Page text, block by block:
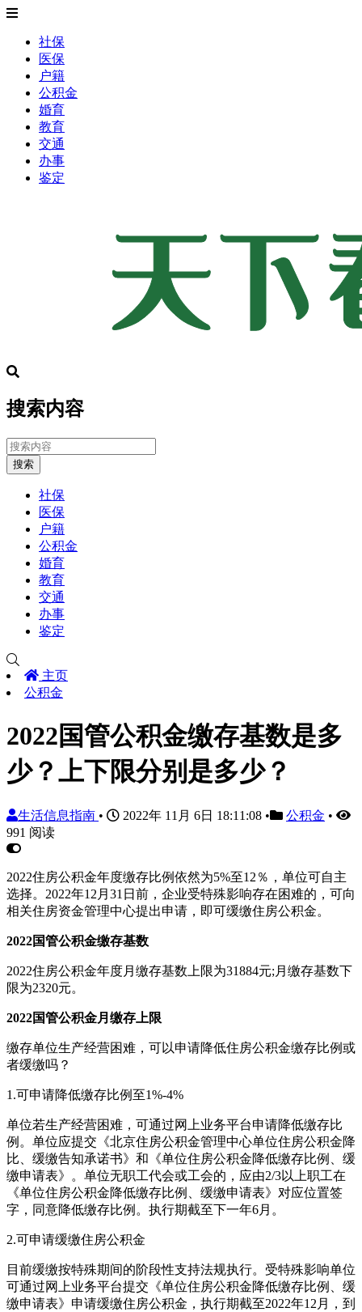
社保
医保
户籍
公积金
婚育
教育
交通
办事
鉴定
搜索内容
搜索
社保
医保
户籍
公积金
婚育
教育
交通
办事
鉴定
主页
公积金
2022国管公积金缴存基数是多
少？上下限分别是多少？
生活信息指南 • 2022年 11月 6日 18:11:08 • 公积金 •
991 阅读
2022住房公积金年度缴存比例依然为5%至12％，单位可自主
选择。2022年12月31日前，企业受特殊影响存在困难的，可向
相关住房资金管理中心提出申请，即可缓缴住房公积金。
2022国管公积金缴存基数
2022住房公积金年度月缴存基数上限为31884元;月缴存基数下
限为2320元。
2022国管公积金月缴存上限
缴存单位生产经营困难，可以申请降低住房公积金缴存比例或
者缓缴吗？
1.可申请降低缴存比例至1%-4%
单位若生产经营困难，可通过网上业务平台申请降低缴存比
例。单位应提交《北京住房公积金管理中心单位住房公积金降
比、缓缴告知承诺书》和《单位住房公积金降低缴存比例、缓
缴申请表》。单位无职工代会或工会的，应由2/3以上职工在
《单位住房公积金降低缴存比例、缓缴申请表》对应位置签
字，同意降低缴存比例。执行期截至下一年6月。
2.可申请缓缴住房公积金
目前缓缴按特殊期间的阶段性支持法规执行。受特殊影响单位
可通过网上业务平台提交《单位住房公积金降低缴存比例、缓
缴申请表》申请缓缴住房公积金，执行期截至2022年12月，到